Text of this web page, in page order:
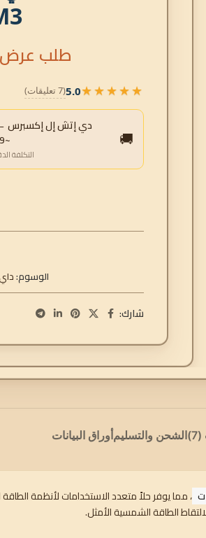
طلب عرض
★★★★★
★★★★★
5.0(7 تعليقات)
🚚
دي إتش إل إكسبرس ←
~2,229 درهم إماراتي
التكلفة
الوسوم:داي
شارك:
الشحن والتسليمأوراق البيانات
، مما يوفر حلاً متعدد الاستخدامات لأنظمة
الطاقة الشمسية الأمثل.